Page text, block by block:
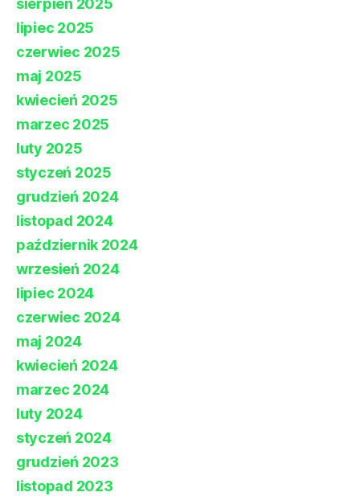
sierpień 2025
lipiec 2025
czerwiec 2025
maj 2025
kwiecień 2025
marzec 2025
luty 2025
styczeń 2025
grudzień 2024
listopad 2024
październik 2024
wrzesień 2024
lipiec 2024
czerwiec 2024
maj 2024
kwiecień 2024
marzec 2024
luty 2024
styczeń 2024
grudzień 2023
listopad 2023